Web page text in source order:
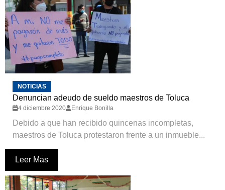
NOTICIAS
Denuncian adeudo de sueldo maestros de Toluca
4 diciembre 2020 Enrique Bonilla
Debido a que han recibido quincenas incompletas,
maestros de Toluca protestaron frente a un inmueble...
Leer Mas